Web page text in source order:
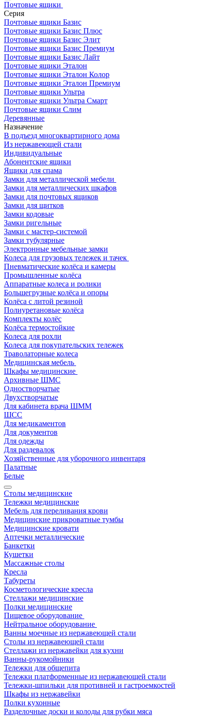
Почтовые ящики
Серия
Почтовые ящики Базис
Почтовые ящики Базис Плюс
Почтовые ящики Базис Элит
Почтовые ящики Базис Премиум
Почтовые ящики Базис Лайт
Почтовые ящики Эталон
Почтовые ящики Эталон Колор
Почтовые ящики Эталон Премиум
Почтовые ящики Ультра
Почтовые ящики Ультра Смарт
Почтовые ящики Слим
Деревянные
Назначение
В подъезд многоквартирного дома
Из нержавеющей стали
Индивидуальные
Абонентские ящики
Ящики для спама
Замки для металлической мебели
Замки для металлических шкафов
Замки для почтовых ящиков
Замки для щитков
Замки кодовые
Замки ригельные
Замки с мастер-системой
Замки тубулярные
Электронные мебельные замки
Колеса для грузовых тележек и тачек
Пневматические колёса и камеры
Промышленные колёса
Аппаратные колеса и ролики
Большегрузные колёса и опоры
Колёса с литой резиной
Полиуретановые колёса
Комплекты колёс
Колёса термостойкие
Колеса для рохли
Колеса для покупательских тележек
Траволаторные колеса
Медицинская мебель
Шкафы медицинские
Архивные ШМС
Одностворчатые
Двухстворчатые
Для кабинета врача ШММ
ШСС
Для медикаментов
Для документов
Для одежды
Для раздевалок
Хозяйственные для уборочного инвентаря
Палатные
Белые
Столы медицинские
Тележки медицинские
Мебель для переливания крови
Медицинские прикроватные тумбы
Медицинские кровати
Аптечки металлические
Банкетки
Кушетки
Массажные столы
Кресла
Табуреты
Косметологические кресла
Стеллажи медицинские
Полки медицинские
Пищевое оборудование
Нейтральное оборудование
Ванны моечные из нержавеющей стали
Столы из нержавеющей стали
Стеллажи из нержавейки для кухни
Ванны-рукомойники
Тележки для общепита
Тележки платформенные из нержавеющей стали
Тележки-шпильки для противней и гастроемкостей
Шкафы из нержавейки
Полки кухонные
Разделочные доски и колоды для рубки мяса